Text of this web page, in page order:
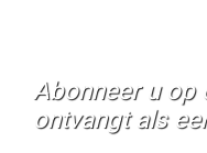
Abonneer u op
ontvangt als